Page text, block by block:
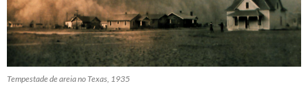
Tempestade de areia no Texas, 1935